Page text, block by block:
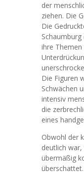
der
ziehen. Die
Die
ihre Themen
Die Figuren
Schwächen
intensiv
die
eines
Obwohl der
deutlich
übermäßig